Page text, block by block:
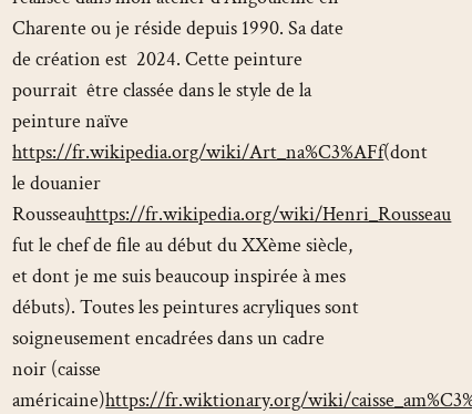
Charente ou je réside depuis 1990. Sa date
de création est 2024. Cette peinture
pourrait être classée dans le style de la
peinture naïve
https://fr.wikipedia.org/wiki/Art_na%C3%AFf(dont
le douanier
Rousseauhttps://fr.wikipedia.org/wiki/Henri_Rousseau
fut le chef de file au début du XXème siècle,
et dont je me suis beaucoup inspirée à mes
débuts). Toutes les peintures acryliques sont
soigneusement encadrées dans un cadre
noir (caisse
américaine)https://fr.wiktionary.org/wiki/